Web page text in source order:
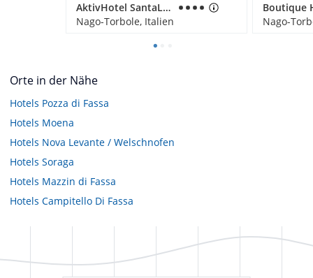
AktivHotel SantaLucia
Nago-Torbole, Italien
Nago-
Orte in der Nähe
Hotels Pozza di Fassa
Hotels Moena
Hotels Nova Levante / Welschnofen
Hotels Soraga
Hotels Mazzin di Fassa
Hotels Campitello Di Fassa